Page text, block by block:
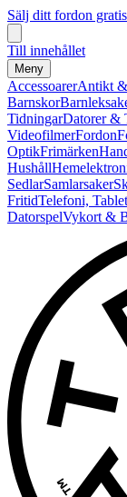
Sälj ditt fordon
Till innehållet
Meny
AccessoarerAntikt
Barnskor
TidningarDatorer &
VideofilmerFordon
OptikFrimärken
Hushåll
SedlarSamlarsaker
FritidTelefoni,
DatorspelVykort &